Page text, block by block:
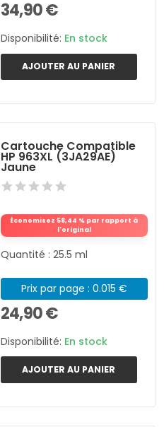
34,90 €
Disponibilité: En stock
AJOUTER AU PANIER
Cartouche Compatible
HP 963XL (3JA29AE)
Jaune
Économisez 58,44 % par rapport à
l'original
Quantité : 25.5 ml
Prix par page : 0.015 €
24,90 €
Disponibilité: En stock
AJOUTER AU PANIER